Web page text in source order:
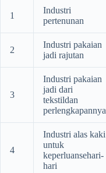
1
Industri
pertenunan
2
Industri pakaian
jadi rajutan
3
Industri pakaian
jadi dari
tekstildan
perlengkapannya
4
Industri alas kaki
untuk
keperluansehari-
hari